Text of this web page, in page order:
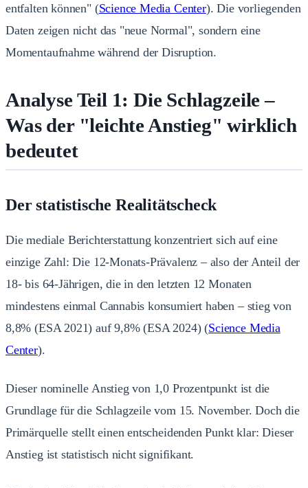
entfalten können" (Science Media Center). Die vorliegenden
Daten zeigen nicht das "neue Normal", sondern eine
Momentaufnahme während der Disruption.
Analyse Teil 1: Die Schlagzeile –
Was der "leichte Anstieg" wirklich
bedeutet
Der statistische Realitätscheck
Die mediale Berichterstattung konzentriert sich auf eine
einzige Zahl: Die 12-Monats-Prävalenz – also der Anteil der
18- bis 64-Jährigen, die in den letzten 12 Monaten
mindestens einmal Cannabis konsumiert haben – stieg von
8,8% (ESA 2021) auf 9,8% (ESA 2024) (Science Media
Center).
Dieser nominelle Anstieg von 1,0 Prozentpunkt ist die
Grundlage für die Schlagzeile vom 15. November. Doch die
Primärquelle stellt einen entscheidenden Punkt klar: Dieser
Anstieg ist statistisch nicht signifikant.